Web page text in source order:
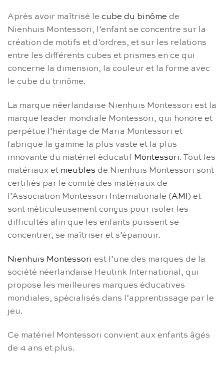
Après avoir maîtrisé le cube du binôme de
Nienhuis Montessori, l’enfant se concentre sur la
création de motifs et d’ordres, et sur les relations
entre les différents cubes et prismes en ce qui
concerne la dimension, la couleur et la forme avec
le cube du trinôme.
La marque néerlandaise Nienhuis Montessori est la
marque leader mondiale Montessori, qui honore et
perpétue l’héritage de Maria Montessori et
fabrique la gamme la plus vaste et la plus
innovante du matériel éducatif Montessori. Tout les
matériaux et meubles de Nienhuis Montessori sont
certifiés par le comité des matériaux de
l’Association Montessori Internationale (AMI ) et
sont méticuleusement conçus pour isoler les
difficultés afin que les enfants puissent se
concentrer, se maîtriser et s’épanouir.
Nienhuis Montessori est l’une des marques de la
société néerlandaise Heutink International, qui
propose les meilleures marques éducatives
mondiales, spécialisés dans l’apprentissage par le
jeu.
Ce matériel Montessori convient aux enfants âgés
de 4 ans et plus.